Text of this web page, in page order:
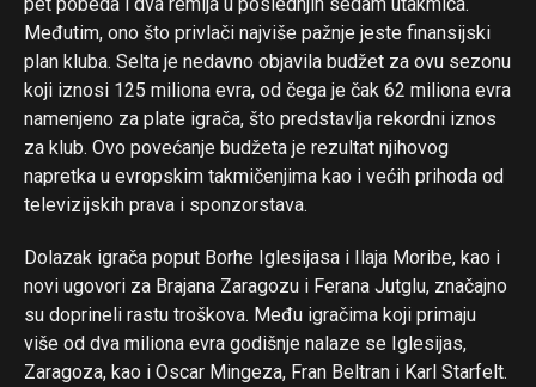
Međutim, ono što privlači najviše pažnje jeste finansijski
plan kluba. Selta je nedavno objavila budžet za ovu sezonu
koji iznosi 125 miliona evra, od čega je čak 62 miliona evra
namenjeno za plate igrača, što predstavlja rekordni iznos
za klub. Ovo povećanje budžeta je rezultat njihovog
napretka u evropskim takmičenjima kao i većih prihoda od
televizijskih prava i sponzorstava.
Dolazak igrača poput Borhe Iglesijasa i Ilaja Moribe, kao i
novi ugovori za Brajana Zaragozu i Ferana Jutglu, značajno
su doprineli rastu troškova. Među igračima koji primaju
više od dva miliona evra godišnje nalaze se Iglesijas,
Zaragoza, kao i Oscar Mingeza, Fran Beltran i Karl Starfelt.